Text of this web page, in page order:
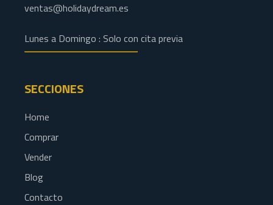
ventas@holidaydream.es
Lunes a Domingo : Solo con cita previa
SECCIONES
Home
Comprar
Vender
Blog
Contacto